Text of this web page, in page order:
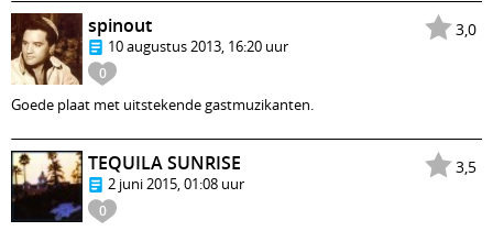
3,0
0
spinout
10 augustus 2013, 16:20 uur
Goede plaat met uitstekende gastmuzikanten.
3,5
0
TEQUILA SUNRISE
2 juni 2015, 01:08 uur